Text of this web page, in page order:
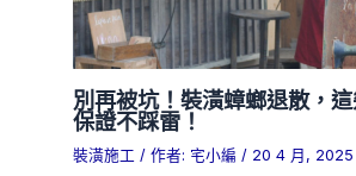
別再被坑！裝潢蟑螂退散，
保證不踩雷！
裝潢施工 / 作者: 宅小編 / 20 4 月, 2025